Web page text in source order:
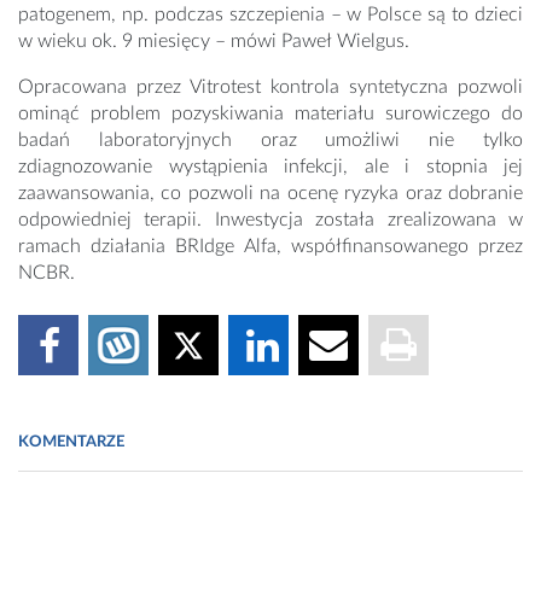
patogenem, np. podczas szczepienia – w Polsce są to dzieci
w wieku ok. 9 miesięcy – mówi Paweł Wielgus.
Opracowana przez Vitrotest kontrola syntetyczna pozwoli
ominąć problem pozyskiwania materiału surowiczego do
badań laboratoryjnych oraz umożliwi nie tylko
zdiagnozowanie wystąpienia infekcji, ale i stopnia jej
zaawansowania, co pozwoli na ocenę ryzyka oraz dobranie
odpowiedniej terapii. Inwestycja została zrealizowana w
ramach działania BRIdge Alfa, współfinansowanego przez
NCBR.
KOMENTARZE